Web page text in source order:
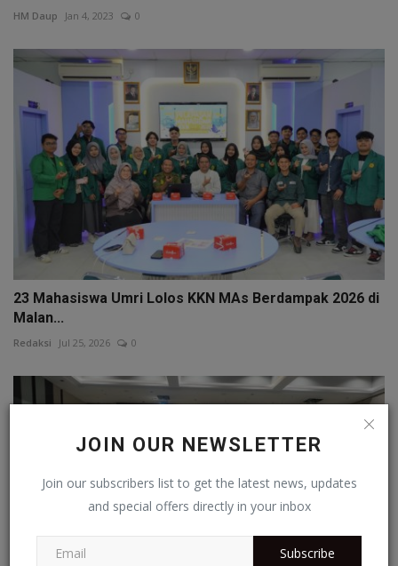
JOIN OUR NEWSLETTER
Join our subscribers list to get the latest news, updates
and special offers directly in your inbox
Subscribe
HM Daup Jan 4, 2023 0
23 Mahasiswa Umri Lolos KKN MAs Berdampak 2026 di
Malan...
Redaksi Jul 25, 2026 0